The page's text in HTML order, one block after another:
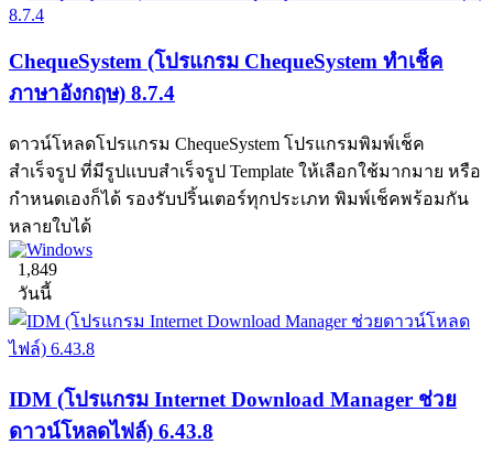
ChequeSystem (โปรแกรม ChequeSystem ทำเช็ค
ภาษาอังกฤษ) 8.7.4
ดาวน์โหลดโปรแกรม ChequeSystem โปรแกรมพิมพ์เช็ค
สำเร็จรูป ที่มีรูปแบบสำเร็จรูป Template ให้เลือกใช้มากมาย หรือ
กำหนดเองก็ได้ รองรับปริ้นเตอร์ทุกประเภท พิมพ์เช็คพร้อมกัน
หลายใบได้
1,849
วันนี้
IDM (โปรแกรม Internet Download Manager ช่วย
ดาวน์โหลดไฟล์) 6.43.8